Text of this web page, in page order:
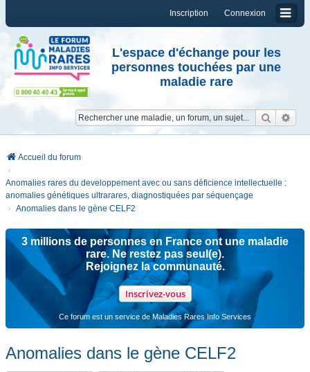
Connexion
Inscription
L'espace d'échange pour les
personnes touchées par une
maladie rare
Accueil du forum
Anomalies rares du developpement avec ou sans déficience intellectuelle :
anomalies génétiques ultrarares, diagnostiquées par séquençage
Anomalies dans le gène CELF2
3 millions de personnes en France ont une maladie
rare. Ne restez pas seul(e).
Rejoignez la communauté.
Inscrivez-vous
Ce forum est un service de Maladies Rares Info Services
Anomalies dans le gène CELF2